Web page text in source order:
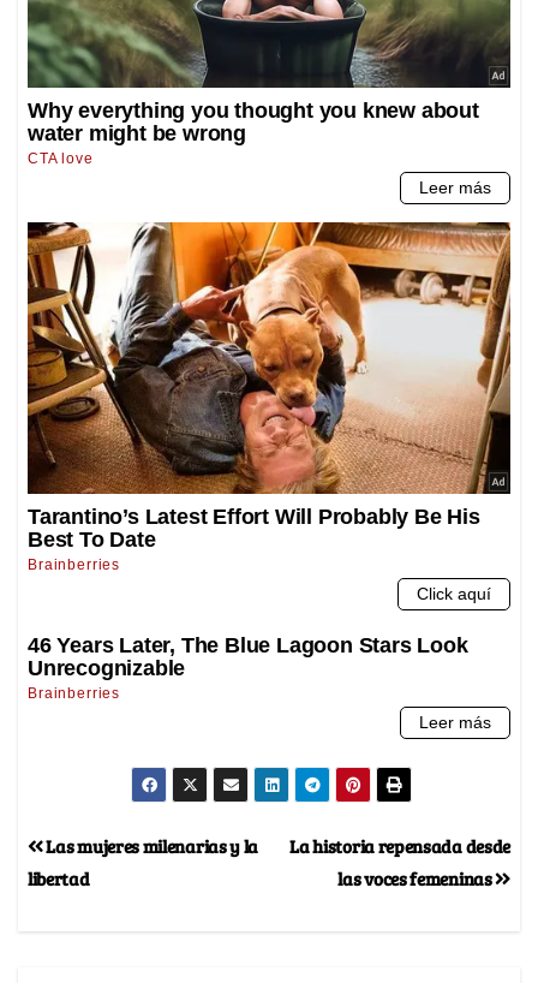
La historia repensada desde
las voces femeninas
Las mujeres milenarias y la
libertad